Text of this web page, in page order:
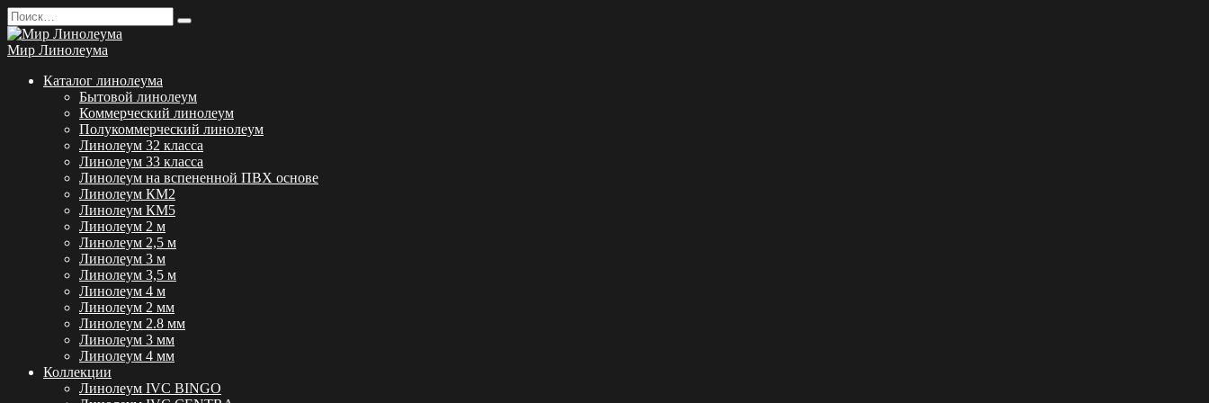
Перейти
к
содержанию
Search
for:
Мир Линолеума
Каталог линолеума
Бытовой линолеум
Коммерческий линолеум
Полукоммерческий линолеум
Линолеум 32 класса
Линолеум 33 класса
Линолеум на вспененной ПВХ основе
Линолеум КМ2
Линолеум КМ5
Линолеум 2 м
Линолеум 2,5 м
Линолеум 3 м
Линолеум 3,5 м
Линолеум 4 м
Линолеум 2 мм
Линолеум 2.8 мм
Линолеум 3 мм
Линолеум 4 мм
Коллекции
Линолеум IVC BINGO